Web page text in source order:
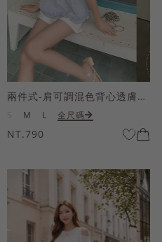
兩件式-肩可調混色背心透膚上衣套組
M L 全尺碼
NT.790